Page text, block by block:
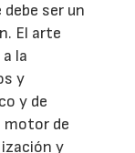
ser un
El arte
la
y
y de
motor de
y